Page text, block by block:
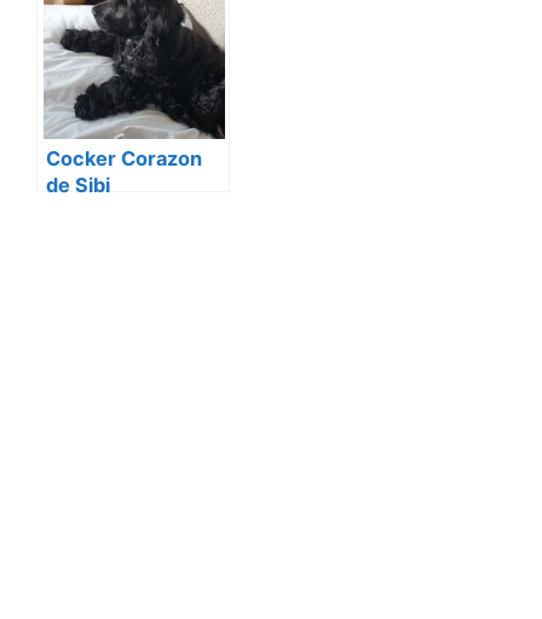
Cocker Corazon
de Sibi